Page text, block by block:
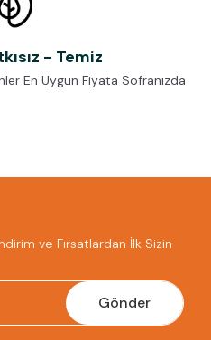
- Temiz
En Uygun Fiyata Sofranızda
ve Fırsatlardan İlk Sizin
Gönder